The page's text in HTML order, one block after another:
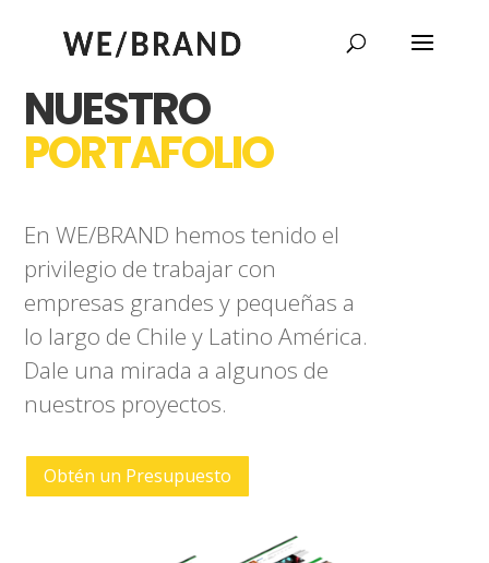
NUESTRO
PORTAFOLIO
En WE/BRAND hemos tenido el
privilegio de trabajar con
empresas grandes y pequeñas a
lo largo de Chile y Latino América.
Dale una mirada a algunos de
nuestros proyectos.
Obtén un Presupuesto